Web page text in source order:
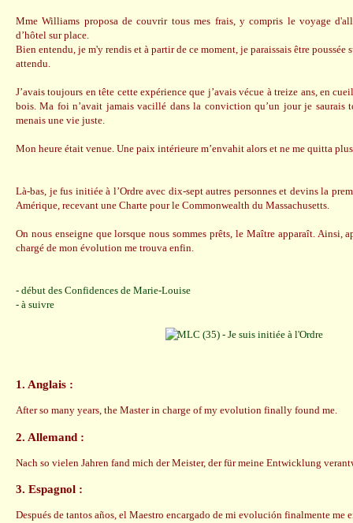
Mme Williams proposa de couvrir tous mes frais, y compris le voyage
d’hôtel sur place.
Bien entendu, je m'y rendis et à partir de ce moment, je paraissais être poussée
attendu.
J’avais toujours en tête cette expérience que j’avais vécue à treize ans, en
bois. Ma foi n’avait jamais vacillé dans la conviction qu’un jour je saurais
menais une vie juste.
Mon heure était venue. Une paix intérieure m’envahit alors et ne me quitta
Là-bas, je fus initiée à l’Ordre avec dix-sept autres personnes et devins la
Amérique, recevant une Charte pour le Commonwealth du Massachusetts.
On nous enseigne que lorsque nous sommes prêts, le Maître apparaît. Ainsi,
chargé de mon évolution me trouva enfin.
- début des Confidences de Marie-Louise
- à suivre
1. Anglais :
After so many years, the Master in charge of my evolution finally found me.
2. Allemand :
Nach so vielen Jahren fand mich der Meister, der für meine Entwicklung
3. Espagnol :
Después de tantos años, el Maestro encargado de mi evolución finalmente me